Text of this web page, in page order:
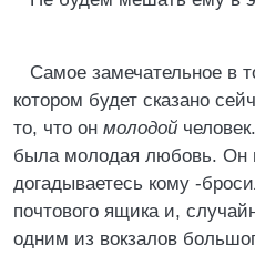
Самое замечательное в
котором будет сказано
то, что он молодой
была молодая любовь. Он
догадываетесь кому -
почтового ящика и,
одним из вокзалов